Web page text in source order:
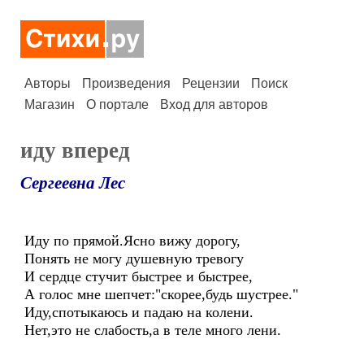
Авторы Произведения Рецензии
Поиск
Магазин
О портале Вход для авторов
иду вперед
Сергеевна Лес
Иду по прямой.Ясно вижу дорогу,
Понять не могу душевную тревогу
И сердце стучит быстрее и быстрее,
А голос мне шепчет:"скорее,будь шустрее."
Иду,спотыкаюсь и падаю на колени.
Нет,это не слабость,а в теле много лени.